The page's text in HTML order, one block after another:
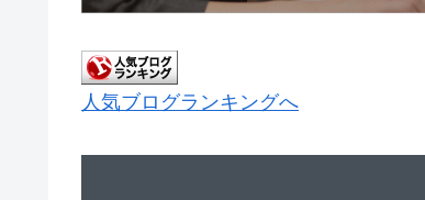
人気ブログランキングへ